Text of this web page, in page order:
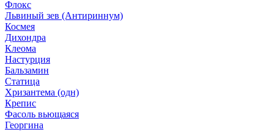
Флокс
Львиный зев (Антириннум)
Космея
Дихондра
Клеома
Настурция
Бальзамин
Статица
Хризантема (одн)
Крепис
Фасоль вьющаяся
Георгина